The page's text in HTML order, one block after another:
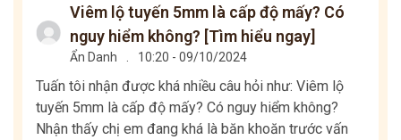
Viêm lộ tuyến 5mm là cấp độ mấy? Có
nguy hiểm không? [Tìm hiểu ngay]
Ẩn Danh 10:20 - 09/10/2024
Tuấn tôi nhận được khá nhiều câu hỏi như: Viêm lộ
tuyến 5mm là cấp độ mấy? Có nguy hiểm không?
Nhận thấy chị em đang khá là băn khoăn trước vấn